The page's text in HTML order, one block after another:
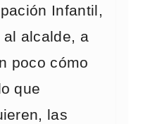
Infantil,
alcalde, a
poco cómo
que
las